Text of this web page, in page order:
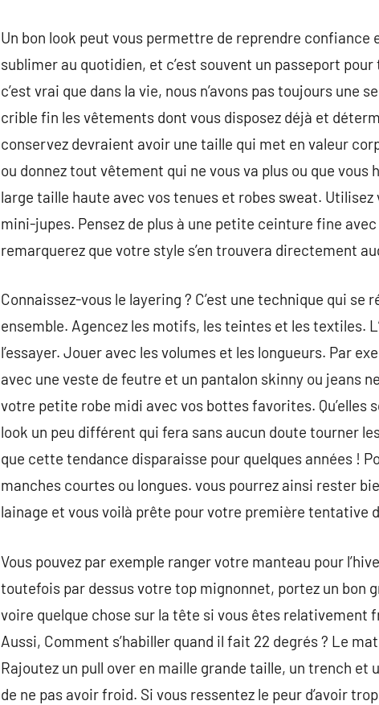
Un bon look peut vous permettre de reprendre
sublimer au quotidien, et c’est souvent un passeport
c’est vrai que dans la vie, nous n’avons pas toujours une
crible fin les vêtements dont vous disposez déjà et
conservez devraient avoir une taille qui met en valeur
ou donnez tout vêtement qui ne vous va plus ou que
large taille haute avec vos tenues et robes sweat.
mini-jupes. Pensez de plus à une petite ceinture fine
remarquerez que votre style s’en trouvera directement
Connaissez-vous le layering ? C’est une technique qui
ensemble. Agencez les motifs, les teintes et les textiles.
l’essayer. Jouer avec les volumes et les longueurs. Par
avec une veste de feutre et un pantalon skinny ou jeans
votre petite robe midi avec vos bottes favorites. Qu’elles
look un peu différent qui fera sans aucun doute tourner
que cette tendance disparaisse pour quelques années !
manches courtes ou longues. vous pourrez ainsi rester
lainage et vous voilà prête pour votre première tentative
Vous pouvez par exemple ranger votre manteau pour
toutefois par dessus votre top mignonnet, portez un bon
voire quelque chose sur la tête si vous êtes relativement
Aussi, Comment s’habiller quand il fait 22 degrés ? Le
Rajoutez un pull over en maille grande taille, un trench
de ne pas avoir froid. Si vous ressentez le peur d’avoir